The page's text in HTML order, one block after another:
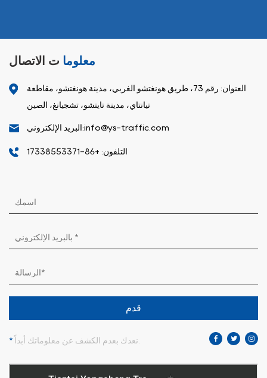
معلوما ت الاتصال
العنوان: رقم 73، طريق هونغتشو الغربي، مدينة هونغتشو، مقاطعة
تيانتاي، مدينة تايتشو، تشجيانغ، الصين
البريد الإلكتروني:info@ys-traffic.com
التلفون: +86-17338553371
قدم
*